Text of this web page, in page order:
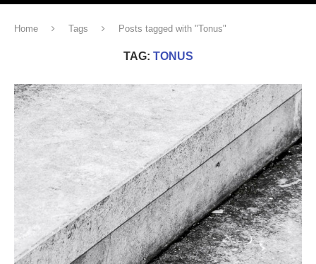
Home Tags Posts tagged with "Tonus"
TAG: TONUS